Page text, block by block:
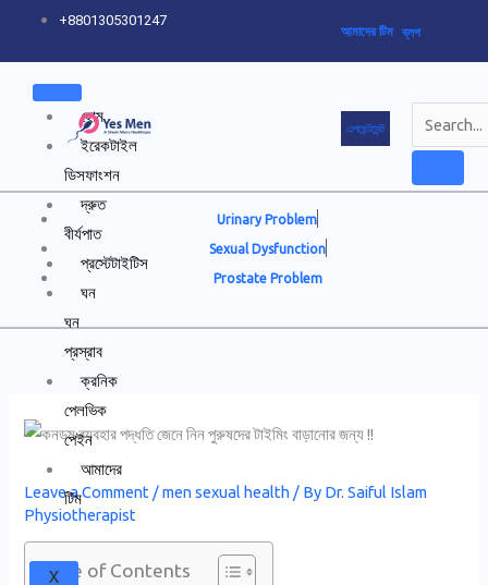
+8801305301247
আমাদের টিম ব্লগ
হোম
ইরেকটাইল
ডিসফাংশন
দ্রুত
বীর্যপাত
প্রস্টেটাইটিস
ঘন
ঘন
প্রস্রাব
ক্রনিক
পেলভিক
পেইন
আমাদের
টিম
X
এপয়েন্টমেন্ট
Urinary Problem
Sexual Dysfunction
Prostate Problem
Leave a Comment /men sexual health / By Dr. Saiful Islam
Physiotherapist
Table of Contents